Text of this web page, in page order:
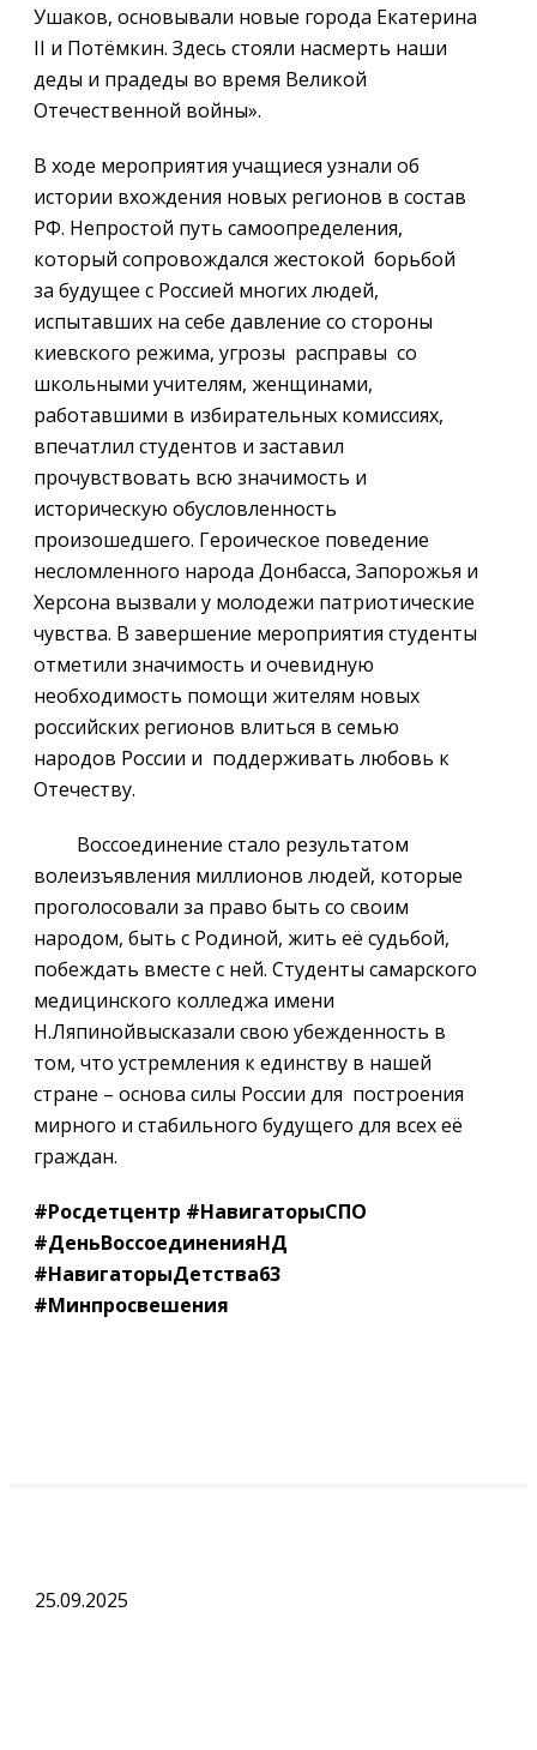
Ушаков, основывали новые города Екатерина
II и Потёмкин. Здесь стояли насмерть наши
деды и прадеды во время Великой
Отечественной войны».
В ходе мероприятия учащиеся узнали об
истории вхождения новых регионов в состав
РФ. Непростой путь самоопределения,
который сопровождался жестокой борьбой
за будущее с Россией многих людей,
испытавших на себе давление со стороны
киевского режима, угрозы расправы со
школьными учителям, женщинами,
работавшими в избирательных комиссиях,
впечатлил студентов и заставил
прочувствовать всю значимость и
историческую обусловленность
произошедшего. Героическое поведение
несломленного народа Донбасса, Запорожья и
Херсона вызвали у молодежи патриотические
чувства. В завершение мероприятия студенты
отметили значимость и очевидную
необходимость помощи жителям новых
российских регионов влиться в семью
народов России и поддерживать любовь к
Отечеству.
Воссоединение стало результатом
волеизъявления миллионов людей, которые
проголосовали за право быть со своим
народом, быть с Родиной, жить её судьбой,
побеждать вместе с ней. Студенты самарского
медицинского колледжа имени
Н.Ляпинойвысказали свою убежденность в
том, что устремления к единству в нашей
стране – основа силы России для построения
мирного и стабильного будущего для всех её
граждан.
#Росдетцентр #НавигаторыСПО
#ДеньВоссоединенияНД
#НавигаторыДетства63
#Минпросвешения
25.09.2025